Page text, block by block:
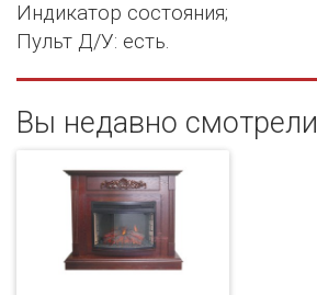
Индикатор состояния;
Пульт Д/У: есть.
Вы недавно смотрели